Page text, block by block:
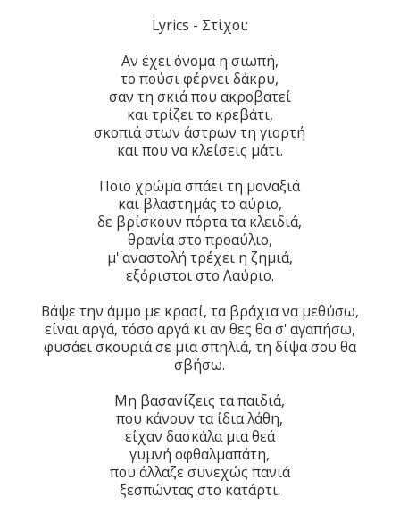
Lyrics - Στίχοι:
Αν έχει όνομα η σιωπή,
το πούσι φέρνει δάκρυ,
σαν τη σκιά που ακροβατεί
και τρίζει το κρεβάτι,
σκοπιά στων άστρων τη γιορτή
και που να κλείσεις μάτι.
Ποιο χρώμα σπάει τη μοναξιά
και βλαστημάς το αύριο,
δε βρίσκουν πόρτα τα κλειδιά,
θρανία στο προαύλιο,
μ' αναστολή τρέχει η ζημιά,
εξόριστοι στο Λαύριο.
Βάψε την άμμο με κρασί, τα βράχια να μεθύσω,
είναι αργά, τόσο αργά κι αν θες θα σ' αγαπήσω,
φυσάει σκουριά σε μια σπηλιά, τη δίψα σου θα
σβήσω.
Μη βασανίζεις τα παιδιά,
που κάνουν τα ίδια λάθη,
είχαν δασκάλα μια θεά
γυμνή οφθαλμαπάτη,
που άλλαζε συνεχώς πανιά
ξεσπώντας στο κατάρτι.